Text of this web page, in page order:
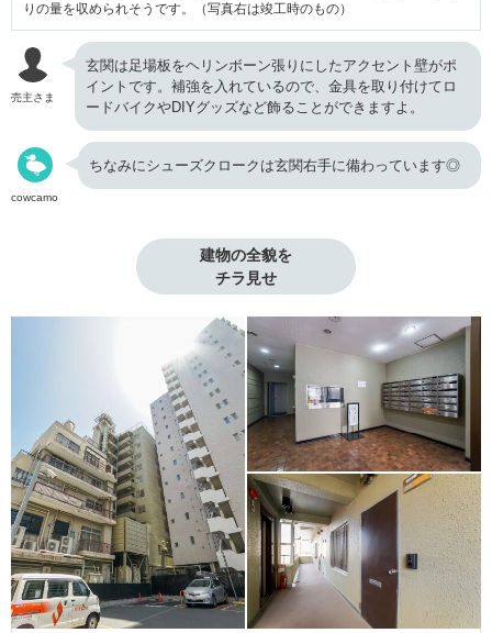
りの量を収められそうです。（写真右は竣工時のもの）
売主さま
玄関は足場板をヘリンボーン張りにしたアクセント壁がポ
イントです。補強を入れているので、金具を取り付けてロ
ードバイクやDIYグッズなど飾ることができますよ。
cowcamo
ちなみにシューズクロークは玄関右手に備わっています◎
建物の全貌を
チラ見せ